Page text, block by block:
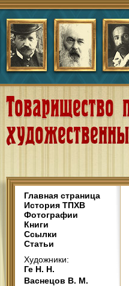
Главная страница
История ТПХВ
Фотографии
Книги
Ссылки
Статьи
Художники:
Ге Н. Н.
Васнецов В. М.